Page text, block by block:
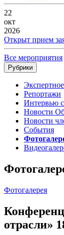
22
окт
2026
Открыт прием
Все мероприятия
Рубрики
Репортажи
Интервью
Новости
Новости
События
Фотогалерея
отрасли»